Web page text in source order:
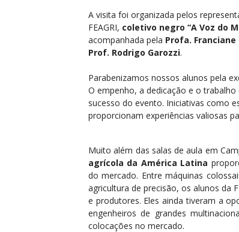
A visita foi organizada pelos
FEAGRI, coletivo negro “A Voz do
acompanhada pela Profa.
Prof. Rodrigo Garozzi.
Parabenizamos nossos alunos pela
O empenho, a dedicação e o
sucesso do evento. Iniciativas como
proporcionam experiências valiosas
Muito além das salas de aula em
agrícola da América Latina
do mercado. Entre máquinas
agricultura de precisão, os alunos da
e produtores. Eles ainda tiveram a
engenheiros de grandes
colocações no mercado.